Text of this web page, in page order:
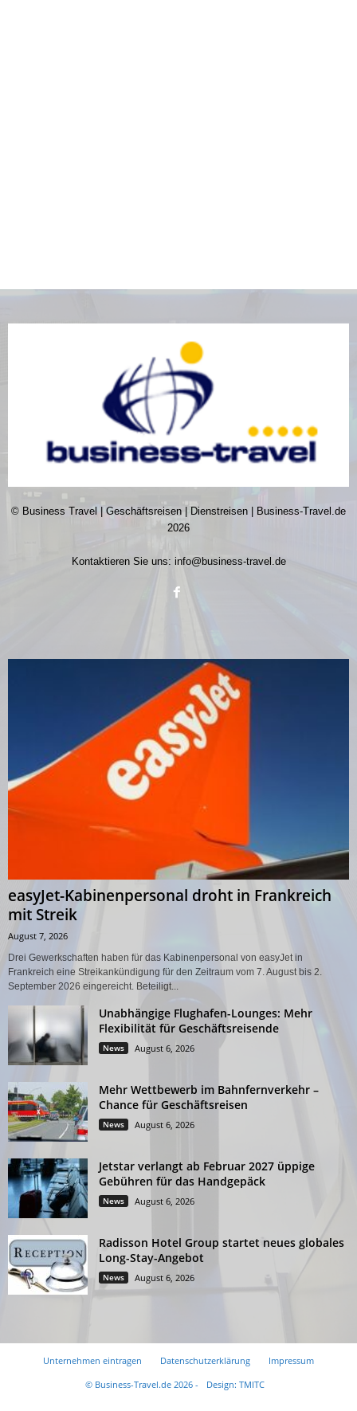
© Business Travel | Geschäftsreisen | Dienstreisen | Business-Travel.de
2026
Kontaktieren Sie uns: info@business-travel.de
easyJet-Kabinenpersonal droht in Frankreich
mit Streik
August 7, 2026
Drei Gewerkschaften haben für das Kabinenpersonal von easyJet in
Frankreich eine Streikankündigung für den Zeitraum vom 7. August bis 2.
September 2026 eingereicht. Beteiligt...
Unabhängige Flughafen-Lounges: Mehr
Flexibilität für Geschäftsreisende
News August 6, 2026
Mehr Wettbewerb im Bahnfernverkehr –
Chance für Geschäftsreisen
News August 6, 2026
Jetstar verlangt ab Februar 2027 üppige
Gebühren für das Handgepäck
News August 6, 2026
Radisson Hotel Group startet neues globales
Long-Stay-Angebot
News August 6, 2026
Unternehmen eintragen Datenschutzerklärung
Impressum
© Business-Travel.de 2026 -
Design: TMITC